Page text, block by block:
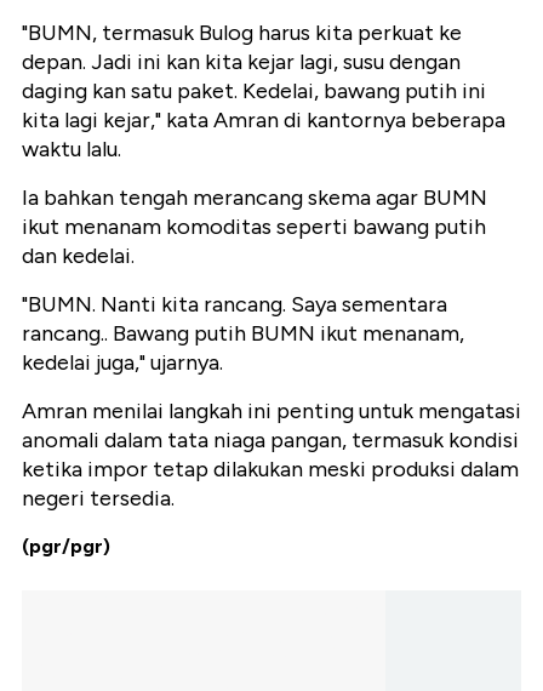
"BUMN, termasuk Bulog harus kita perkuat ke
depan. Jadi ini kan kita kejar lagi, susu dengan
daging kan satu paket. Kedelai, bawang putih ini
kita lagi kejar," kata Amran di kantornya beberapa
waktu lalu.
Ia bahkan tengah merancang skema agar BUMN
ikut menanam komoditas seperti bawang putih
dan kedelai.
"BUMN. Nanti kita rancang. Saya sementara
rancang.. Bawang putih BUMN ikut menanam,
kedelai juga," ujarnya.
Amran menilai langkah ini penting untuk mengatasi
anomali dalam tata niaga pangan, termasuk kondisi
ketika impor tetap dilakukan meski produksi dalam
negeri tersedia.
(pgr/pgr)